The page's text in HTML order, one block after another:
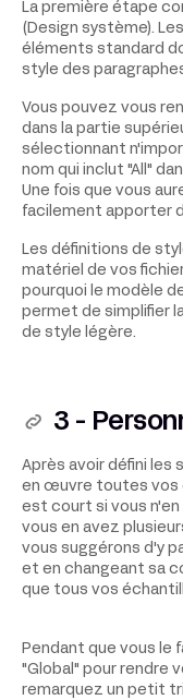
La première étape
(Design système).
éléments standard
style des
Vous pouvez vous
dans la partie
sélectionnant
nom qui inclut "All"
Une fois que vous
facilement apporter
Les définitions de
matériel de vos
pourquoi le modèle
permet de simplifier
de style légère.
3 -
Après avoir défini
en œuvre toutes vos
est court si vous n'en
vous en avez
vous suggérons d'y
et en changeant sa
que tous vos
Pendant que vous le
"Global" pour rendre
remarquez un petit